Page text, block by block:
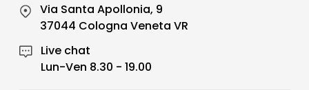
Via Santa Apollonia, 9
37044 Cologna Veneta VR
Live chat
Lun-Ven 8.30 - 19.00